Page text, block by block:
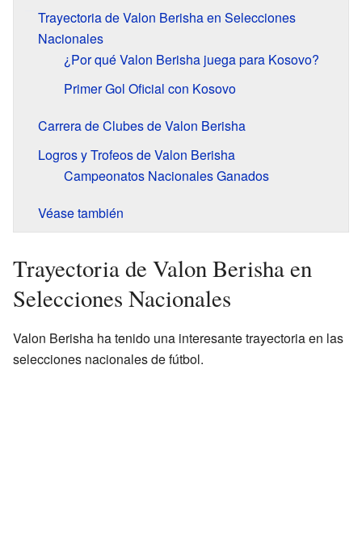
Trayectoria de Valon Berisha en Selecciones
Nacionales
¿Por qué Valon Berisha juega para Kosovo?
Primer Gol Oficial con Kosovo
Carrera de Clubes de Valon Berisha
Logros y Trofeos de Valon Berisha
Campeonatos Nacionales Ganados
Véase también
Trayectoria de Valon Berisha en
Selecciones Nacionales
Valon Berisha ha tenido una interesante trayectoria en las
selecciones nacionales de fútbol.